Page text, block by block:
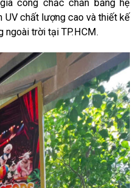
công chắc chắn bằng hệ
UV chất lượng cao và thiết kế
ngoài trời tại TP.HCM.